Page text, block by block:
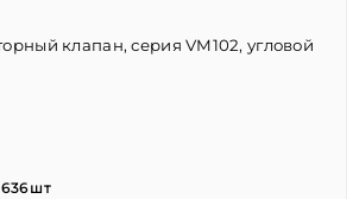
клапан, серия VM102, угловой
636 шт